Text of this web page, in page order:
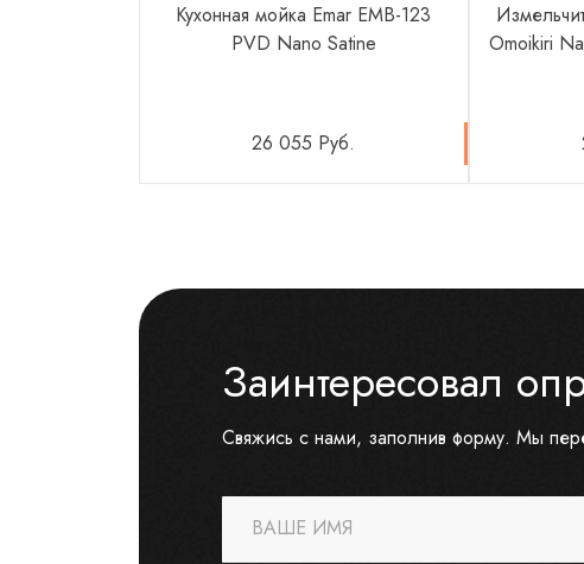
Кухонная мойка Emar EMB-123
PVD Nano Satine
26 055 Руб.
Omoikiri
Заинтересовал
Свяжись с нами, заполнив форму. Мы
ВАШЕ ИМЯ